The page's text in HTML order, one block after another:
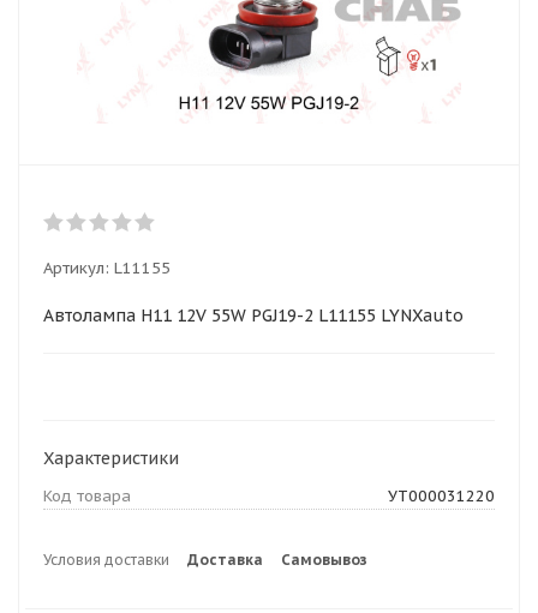
Артикул: L11155
Автолампа H11 12V 55W PGJ19-2 L11155 LYNXauto
Характеристики
Код товара УТ000031220
Условия доставки Доставка Самовывоз